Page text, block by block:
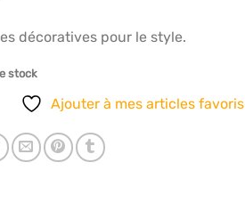
décoratives pour le style.
stock
Ajouter à mes articles favoris